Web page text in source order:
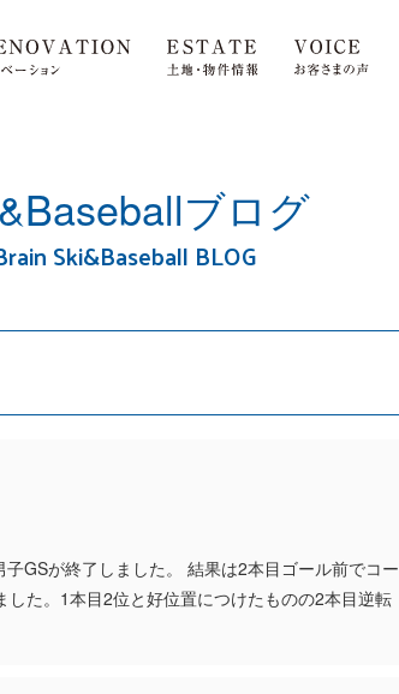
ブログ
Ski&Baseball BLOG
GSが終了しました。 結果は2本目ゴール前でコー
した。1本目2位と好位置につけたものの2本目逆転